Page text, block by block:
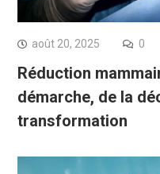
août 20, 2025 0
Réduction
démarche, de la
transformation